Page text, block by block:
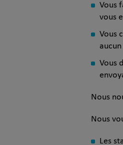
Vous
vous
Vous
Vous
Nous
Nous
Les